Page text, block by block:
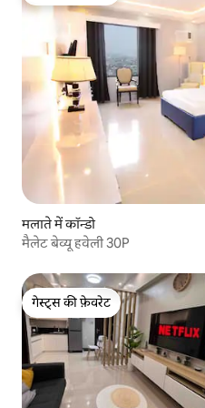
मलाते में कॉन्डो
मैलेट बेव्यू हवेली 30P
गेस्ट्स की फ़ेवरेट
गेस्ट्स की फ़ेवरेट